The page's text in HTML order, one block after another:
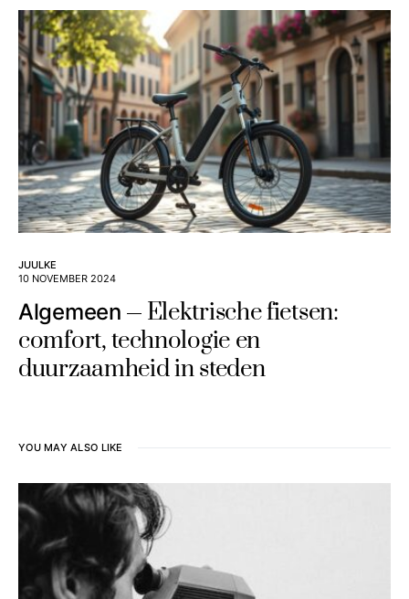
JUULKE
10 NOVEMBER 2024
Algemeen
Elektrische fietsen:
comfort, technologie en
duurzaamheid in steden
YOU MAY ALSO LIKE